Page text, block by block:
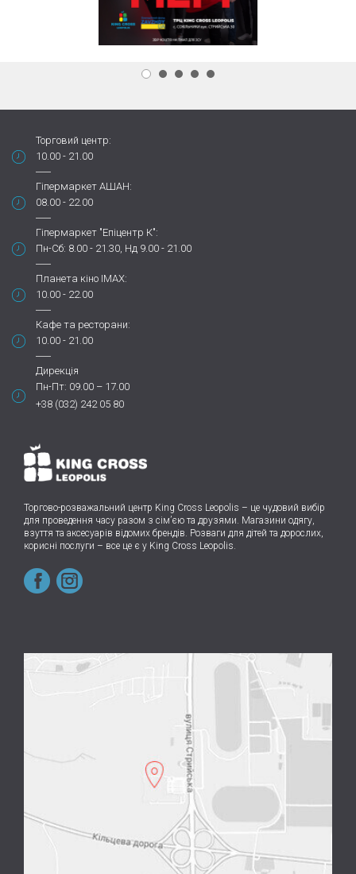
Торговий центр:
10.00 - 21.00
Гіпермаркет АШАН:
08.00 - 22.00
Гіпермаркет "Епіцентр К":
Пн-Сб: 8.00 - 21.30, Нд 9.00 - 21.00
Планета кіно IMAX:
10.00 - 22.00
Кафе та ресторани:
10.00 - 21.00
Дирекція
Пн-Пт: 09.00 – 17.00
+38 (032) 242 05 80
Торгово-розважальний центр King Cross Leopolis – це чудовий вибір
для проведення часу разом з сім’єю та друзями. Магазини одягу,
взуття та аксесуарів відомих брендів. Розваги для дітей та дорослих,
корисні послуги – все це є у King Cross Leopolis.